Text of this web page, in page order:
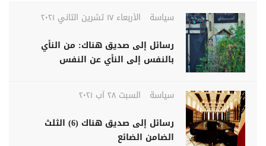
سياسة
الأربعاء ١٧ تشرين الثاني ٢٠٢١
رسائل إلى صديق هناك: من النأي
بالنفس إلى النأي عن النفس
سياسة
السبت ٢٨ آب ٢٠٢١
رسائل إلى صديق هناك (6) الثلث
الضامن الضائع